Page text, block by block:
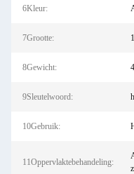
6Kleur:
7Grootte:
8Gewicht:
9Sleutelwoord:
10Gebruik:
11Oppervlaktebehandeling: